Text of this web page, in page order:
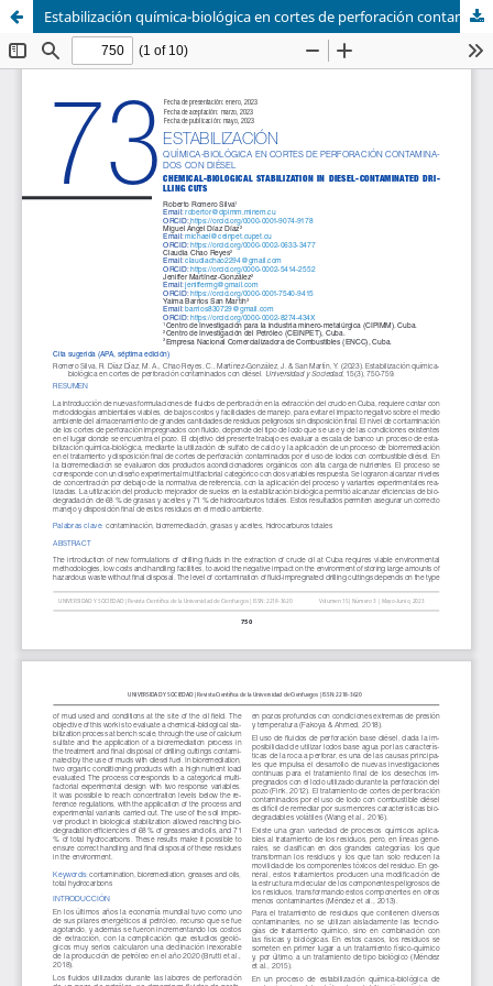
Estabilización química-biológica en cortes de perforación contaminados con diésel